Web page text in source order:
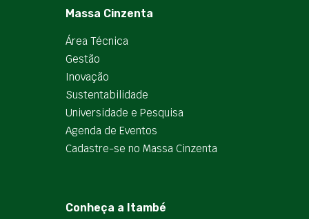
Massa Cinzenta
Área Técnica
Gestão
Inovação
Sustentabilidade
Universidade e Pesquisa
Agenda de Eventos
Cadastre-se no Massa Cinzenta
Conheça a Itambé